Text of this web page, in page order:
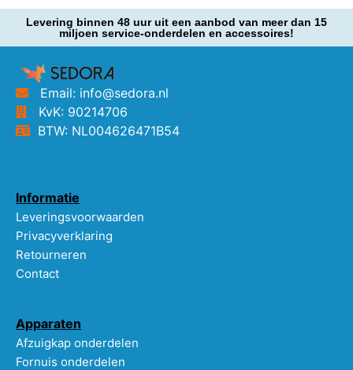
Levering binnen 48 uur uit een aanbod van meer dan 15
miljoen service-onderdelen en accessoires!
Email: info@sedora.nl
KvK: 90214706
BTW: NL004626471B54
Informatie
Leveringsvoorwaarden
Privacyverklaring
Retourneren
Contact
Apparaten
Afzuigkap onderdelen
Fornuis onderdelen